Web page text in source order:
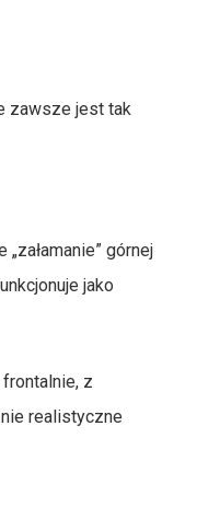
zawsze jest tak
górnej
jako
z
realistyczne